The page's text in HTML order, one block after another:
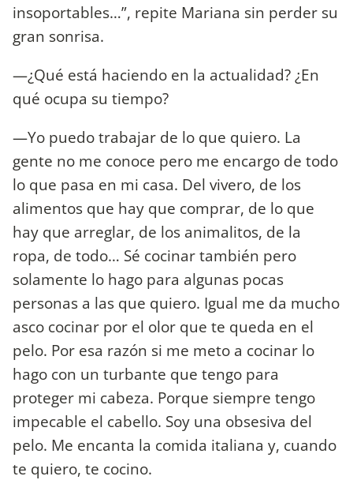
insoportables…”, repite Mariana sin perder su
gran sonrisa.
—¿Qué está haciendo en la actualidad? ¿En
qué ocupa su tiempo?
—Yo puedo trabajar de lo que quiero. La
gente no me conoce pero me encargo de todo
lo que pasa en mi casa. Del vivero, de los
alimentos que hay que comprar, de lo que
hay que arreglar, de los animalitos, de la
ropa, de todo… Sé cocinar también pero
solamente lo hago para algunas pocas
personas a las que quiero. Igual me da mucho
asco cocinar por el olor que te queda en el
pelo. Por esa razón si me meto a cocinar lo
hago con un turbante que tengo para
proteger mi cabeza. Porque siempre tengo
impecable el cabello. Soy una obsesiva del
pelo. Me encanta la comida italiana y, cuando
te quiero, te cocino.